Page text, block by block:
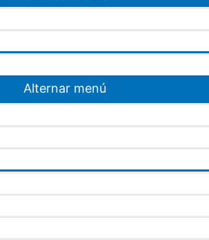
Alternar menú